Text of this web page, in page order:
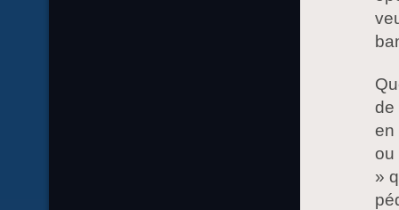
de
en
ou
»